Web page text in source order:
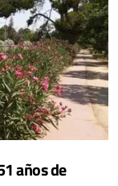
años de